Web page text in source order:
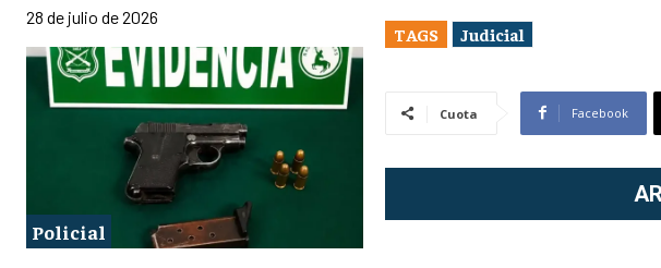
28 de julio de 2026
Policial
TAGS Judicial
Cuota Facebook